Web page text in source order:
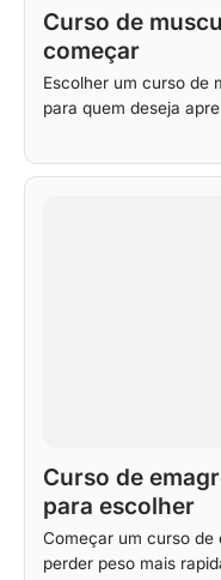
Curso de
começar
Escolher um curso de
para quem deseja
Curso de
para escolher
Começar um curso de
perder peso mais